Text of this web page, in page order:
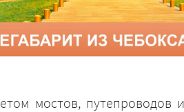
мостов, путепроводов